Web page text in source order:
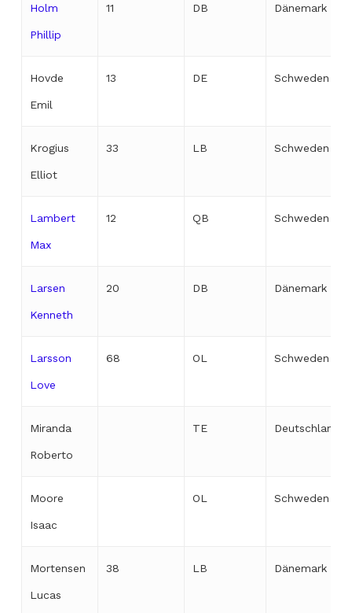
Holm
Phillip
11 DB Dänemark
Hovde
Emil
13 DE Schweden
Krogius
Elliot
33 LB Schweden
Lambert
Max
12 QB Schweden
Larsen
Kenneth
20 DB Dänemark
Larsson
Love
68 OL Schweden
Miranda
Roberto
TE Deutschland
Moore
Isaac
OL Schweden
Mortensen
Lucas
38 LB Dänemark